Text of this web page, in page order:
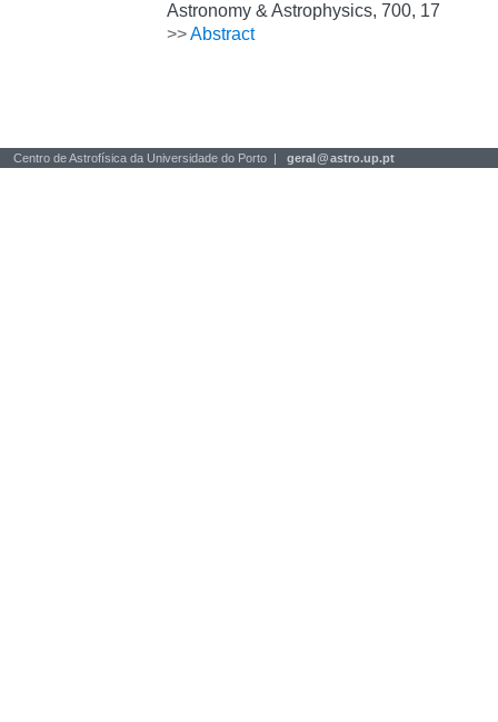
Astronomy & Astrophysics, 700, 17
>>Abstract
Centro de Astrofísica da Universidade do Porto | geral@astro.up.pt